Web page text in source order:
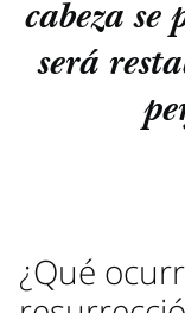
cabeza se
será
¿Qué